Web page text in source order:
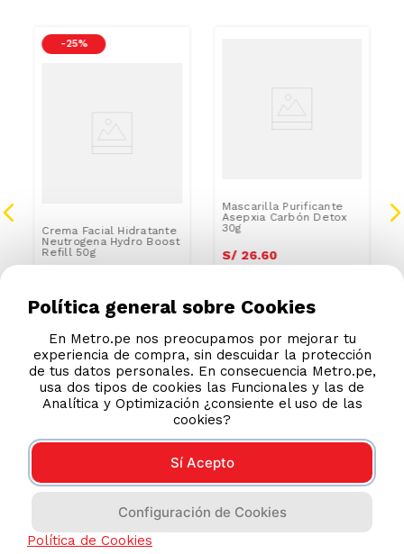
-25 %
Crema Facial Hidratante
Neutrogena Hydro Boost
Refill 50g
S/48.90
Mascarilla Purificante
Asepxia Carbón Detox
30g
S/ 26.60
Política general sobre Cookies
En Metro.pe nos preocupamos por mejorar tu
experiencia de compra, sin descuidar la protección
de tus datos personales. En consecuencia Metro.pe,
usa dos tipos de cookies las Funcionales y las de
Analítica y Optimización ¿consiente el uso de las
cookies?
Sí Acepto
Configuración de Cookies
Política de Cookies